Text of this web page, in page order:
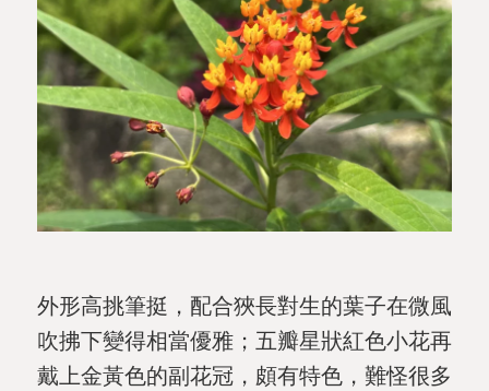
外形高挑筆挺，配合狹長對生的葉子在微風
吹拂下變得相當優雅；五瓣星狀紅色小花再
戴上金黃色的副花冠，頗有特色，難怪很多